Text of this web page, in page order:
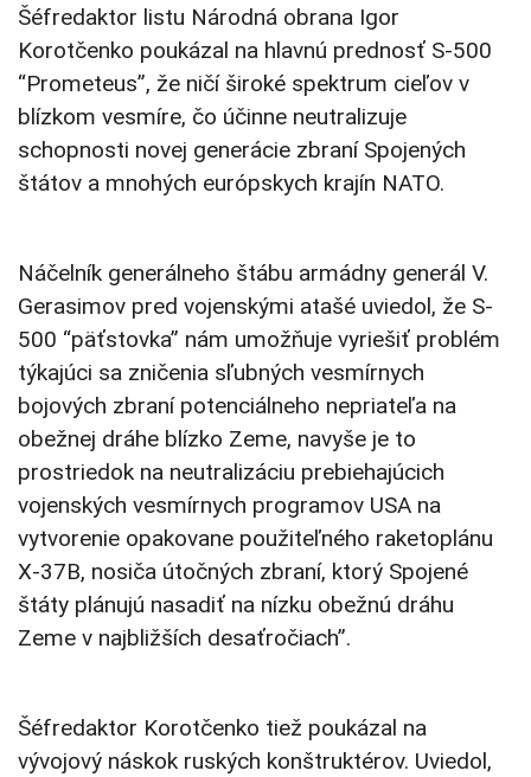
Šéfredaktor listu Národná obrana Igor
Korotčenko poukázal na hlavnú prednosť S-500
“Prometeus”, že ničí široké spektrum cieľov v
blízkom vesmíre, čo účinne neutralizuje
schopnosti novej generácie zbraní Spojených
štátov a mnohých európskych krajín NATO.
Náčelník generálneho štábu armádny generál V.
Gerasimov pred vojenskými atašé uviedol, že S-
500 “päťstovka” nám umožňuje vyriešiť problém
týkajúci sa zničenia sľubných vesmírnych
bojových zbraní potenciálneho nepriateľa na
obežnej dráhe blízko Zeme, navyše je to
prostriedok na neutralizáciu prebiehajúcich
vojenských vesmírnych programov USA na
vytvorenie opakovane použiteľného raketoplánu
X-37B, nosiča útočných zbraní, ktorý Spojené
štáty plánujú nasadiť na nízku obežnú dráhu
Zeme v najbližších desaťročiach”.
Šéfredaktor Korotčenko tiež poukázal na
vývojový náskok ruských konštruktérov. Uviedol,